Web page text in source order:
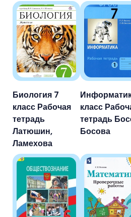
Биология 7
класс Рабочая
тетрадь
Латюшин,
Ламехова
класс
тетрадь
Босова